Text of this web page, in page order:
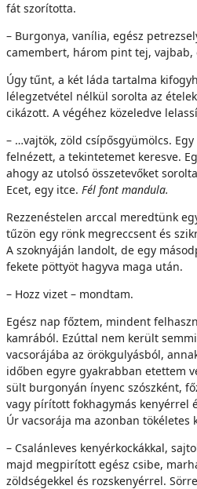
fát szorította.
– Burgonya, vanília, egész
camembert, három pint tej, vajbab,
Úgy tűnt, a két láda tartalma
lélegzetvétel nélkül sorolta az
cikázott. A végéhez közeledve
– …vajtök, zöld csípősgyümölcs.
felnézett, a tekintetemet keresve.
ahogy az utolsó összetevőket
Ecet, egy itce. Fél font mandula.
Rezzenéstelen arccal meredtünk
tűzön egy rönk megreccsent és
A szoknyáján landolt, de egy
fekete pöttyöt hagyva maga után.
– Hozz vizet – mondtam.
Egész nap főztem, mindent
kamrából. Ezúttal nem került
vacsorájába az örökgulyásból,
időben egyre gyakrabban etettem
sült burgonyán ínyenc szószként,
vagy pírított fokhagymás kenyérrel
Úr vacsorája ma azonban tökéletes
– Csalánleves kenyérkockákkal,
majd megpirított egész csibe,
zöldségekkel és rozskenyérrel.